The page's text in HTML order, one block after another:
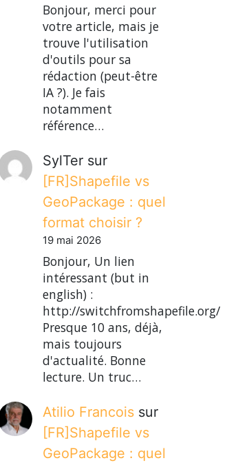
Bonjour, merci pour
votre article, mais je
trouve l'utilisation
d'outils pour sa
rédaction (peut-être
IA ?). Je fais
notamment
référence…
SylTer sur
[FR]Shapefile vs
GeoPackage : quel
format choisir ?
19 mai 2026
Bonjour, Un lien
intéressant (but in
english) :
http://switchfromshapefile.org/
Presque 10 ans, déjà,
mais toujours
d'actualité. Bonne
lecture. Un truc…
Atilio Francois sur
[FR]Shapefile vs
GeoPackage : quel